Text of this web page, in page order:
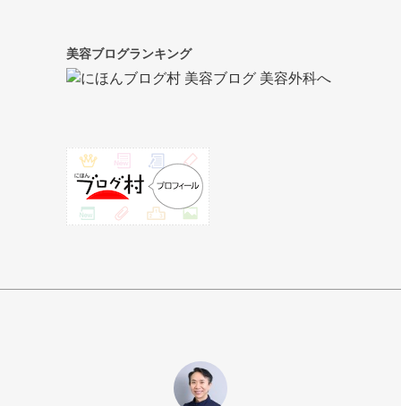
美容ブログランキング